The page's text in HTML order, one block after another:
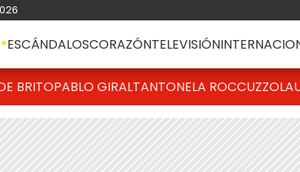
ESCÁNDALOSCORAZÓNTELEVISIÓN
BRITOPABLO GIRALTANTONELA ROCCUZZO